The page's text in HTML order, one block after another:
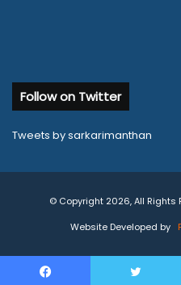
Follow on Twitter
Tweets by sarkarimanthan
© Copyright 2026, All Rights
Website Developed by